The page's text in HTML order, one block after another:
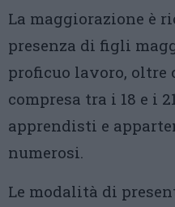
La maggiorazione è
presenza di figli
proficuo lavoro, oltre
compresa tra i 18 e i
apprendisti e
numerosi.
Le modalità di